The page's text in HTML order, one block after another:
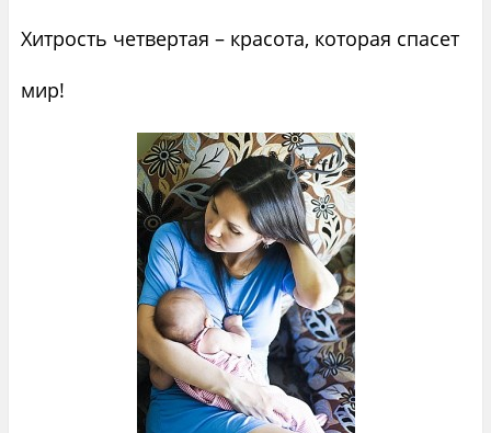
Хитрость четвертая – красота, которая спасет
мир!